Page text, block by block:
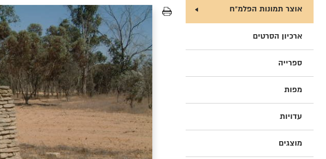
אוצר תמונות הפלמ"ח
ארכיון הסרטים
ספרייה
מפות
עדויות
מוצגים